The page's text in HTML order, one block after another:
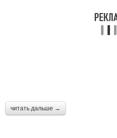
читать дальше →